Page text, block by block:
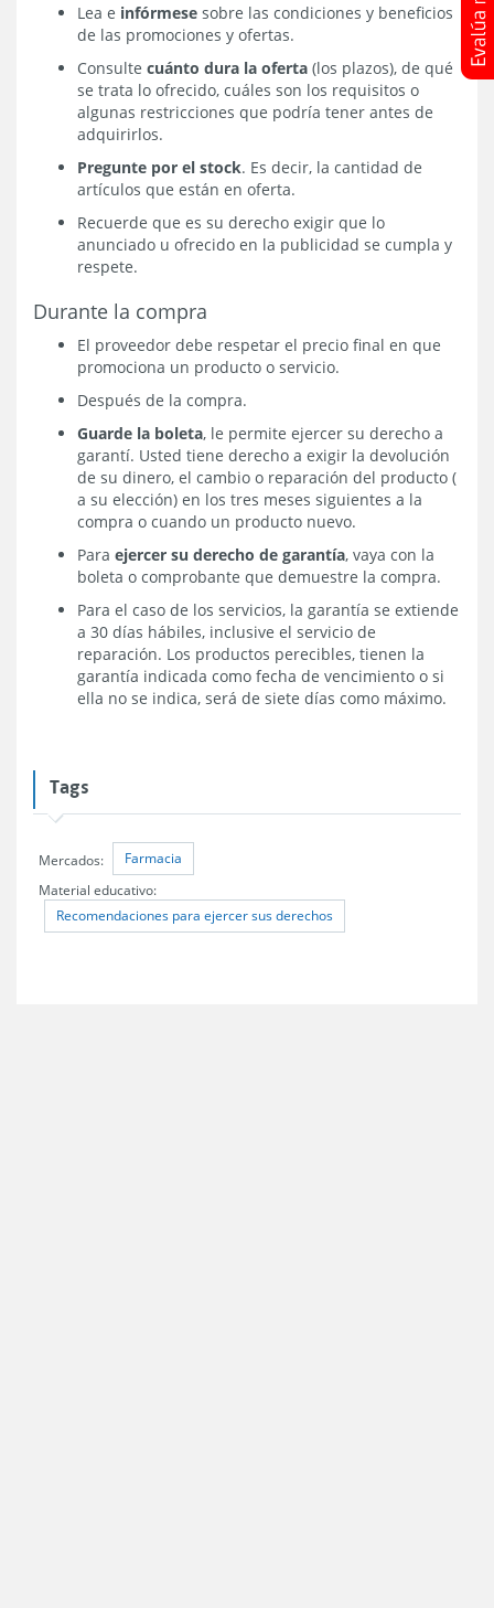
Lea e infórmese sobre las condiciones y beneficios
de las promociones y ofertas.
Consulte cuánto dura la oferta (los plazos), de qué
se trata lo ofrecido, cuáles son los requisitos o
algunas restricciones que podría tener antes de
adquirirlos.
Pregunte por el stock. Es decir, la cantidad de
artículos que están en oferta.
Recuerde que es su derecho exigir que lo
anunciado u ofrecido en la publicidad se cumpla y
respete.
Durante la compra
El proveedor debe respetar el precio final en que
promociona un producto o servicio.
Después de la compra.
Guarde la boleta, le permite ejercer su derecho a
garantí. Usted tiene derecho a exigir la devolución
de su dinero, el cambio o reparación del producto (
a su elección) en los tres meses siguientes a la
compra o cuando un producto nuevo.
Para ejercer su derecho de garantía, vaya con la
boleta o comprobante que demuestre la compra.
Para el caso de los servicios, la garantía se extiende
a 30 días hábiles, inclusive el servicio de
reparación. Los productos perecibles, tienen la
garantía indicada como fecha de vencimiento o si
ella no se indica, será de siete días como máximo.
Tags
Mercados: Farmacia
Material educativo:
Recomendaciones para ejercer sus derechos